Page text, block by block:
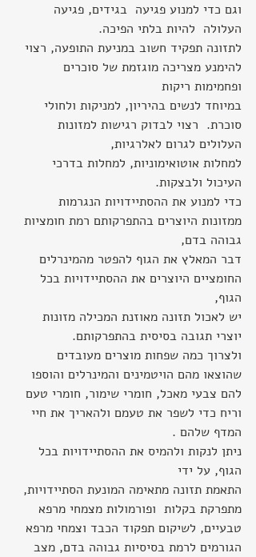
וגם כדי למנוע פגיעה  בגידים, פגיעה
העלולה  להיות בלתי הפיכה.
לתזונה תפקיד חשוב במניעת התופעה, רצוי
להימנע מצריכה מוגזמת של סוכרים
ופחמימות ריקות
במיוחד לנשים בהיריון, למניקות ולחולי
סוכרת.  רצוי לבדוק רגישות למזונות
העלולים לגרום לאלרגיות,
למחלות אוטואימוניות, למחלות בדרכי
העיכול ולבצקות.
כדי למנוע את ההסתיידויות הנגרמות
ממזונות היוצרים בהתפרקותם רמת חומציות
גבוהה בדם,
דבר המאלץ את הגוף להפטר מהמינרלים
החומציים היוצרים את ההסתיידויות בכל
הגוף,
יש לאכול תזונה מאוזנת המכילה מזונות
יוצרי תגובה בסיסית בהתפרקותם.
ולצרוך כמה שפחות מוצרים מעובדים
שהוצאו מהם הויטמינים והמינרלים והוספו
להם צבעי מאכל, חומרי שימור, חומרי טעם
וריח כדי לשפר את טעמם ולהאריך את חיי
המדף שלהם .
ניתן לנקות ולהמיס את ההסתיידויות בכל
הגוף, על ידי
התאמת תזונה מתאימה המונעת הסתיידויות,
מתפרקת בקלות  ופורמולות מצמחי מרפא
טבעיים, לשיקום תפקוד הכבד וצמחי מרפא
הגורמים לרמת בסיסיות גבוהה בדם, מצב